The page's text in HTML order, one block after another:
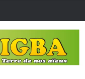
des « Évalas »